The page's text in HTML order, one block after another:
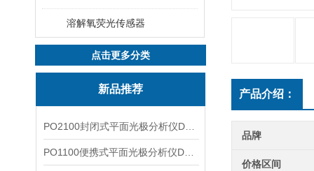
溶解氧荧光传感器
点击更多分类
新品推荐 产品介绍：
品牌
价格区间